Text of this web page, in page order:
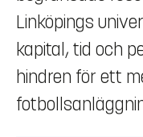
Linköpings
kapital, tid och
hindren för ett